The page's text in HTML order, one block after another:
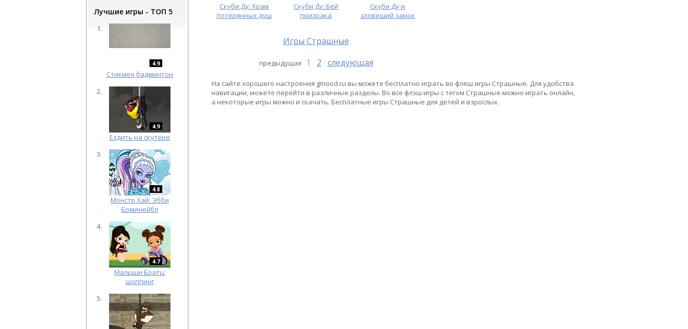
Лучшие игры - ТОП 5
4.9
Cтикмен бадминтон
4.9
Ездить на скутере
4.8
Монстр Хай: Эбби
Боминейбл
4.7
Малыши Братц:
шоппинг
Скуби Ду: Храм
потерянных душ
Скуби Ду: Бей
призрака
Скуби Ду и
зловещий замок
Игры Страшные
предыдущая 1 2 следующая
На сайте хорошего настроения gmood.ru вы можете бесплатно играть во флеш игры Страшные. Для удобства
навигации, можете перейти в различные разделы. Во все флэш игры с тегом Страшные можно играть онлайн,
а некоторые игры можно и скачать. Бесплатные игры Страшные для детей и взрослых.